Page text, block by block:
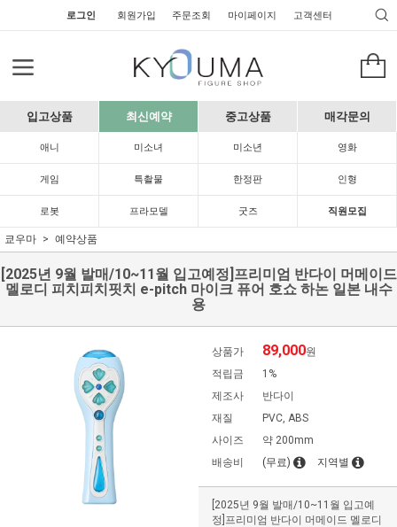
로그인 회원가입 주문조회 마이페이지 고객센터
입고상품 최신예약 중고상품 매각문의
애니 미소녀 미소년 영화
게임 특촬물 한정판 인형
로봇 프라모델 굿즈 직원모집
쿄우마 예약상품
[2025년 9월 발매/10~11월 입고예정]프리미엄 반다이 머메이드
멜로디 피치피치핏치 e-pitch 마이크 퓨어 호쇼 하논 일본 내수
용
상품가 89,000원
적립금
1%
제조사
반다이
재질
PVC, ABS
사이즈
약 200mm
배송비
(무료) 지역별
[2025년 9월 발매/10~11월 입고예
정]프리미엄 반다이 머메이드 멜로디